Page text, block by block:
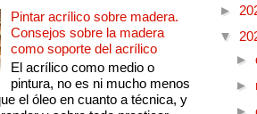
Pintar acrílico sobre madera.
Consejos sobre la madera
como soporte del acrílico
El acrílico como medio o
pintura, no es ni mucho menos
el óleo en cuanto a técnica, y
►
▼
►
►